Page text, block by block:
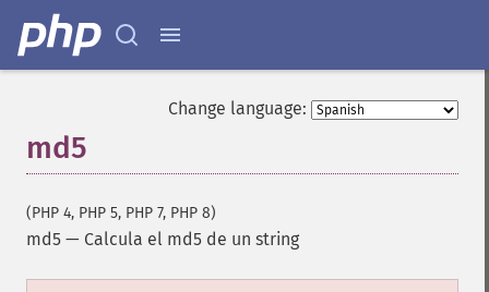
Change language:
md5
(PHP 4, PHP 5, PHP 7, PHP 8)
md5 — Calcula el md5 de un string